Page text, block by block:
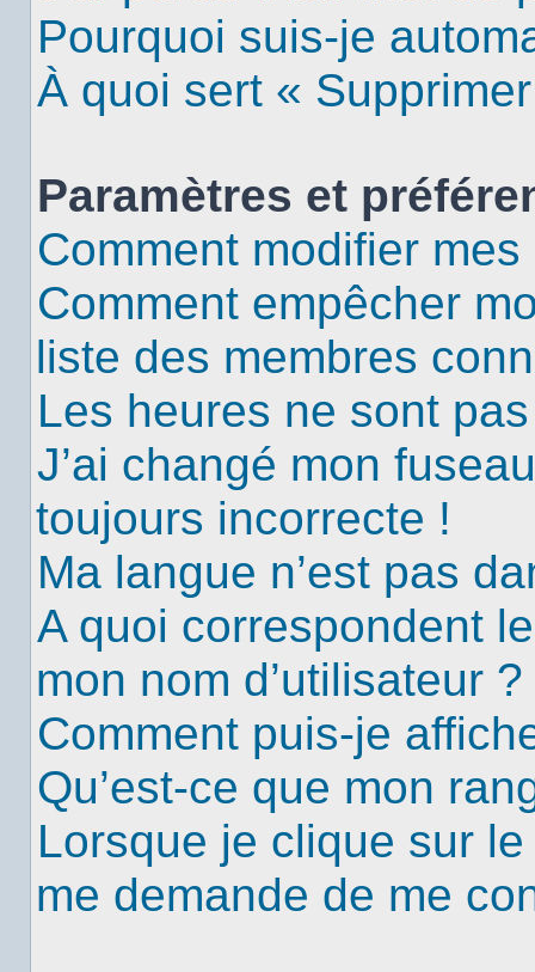
Pourquoi suis-je
À quoi sert «
Paramètres et
Comment modifier
Comment empêcher
liste des membres
Les heures ne sont
J’ai changé mon
toujours incorrecte !
Ma langue n’est pas
A quoi correspondent
mon nom d’utilisateur ?
Comment puis-je
Qu’est-ce que mon
Lorsque je clique sur
me demande de me